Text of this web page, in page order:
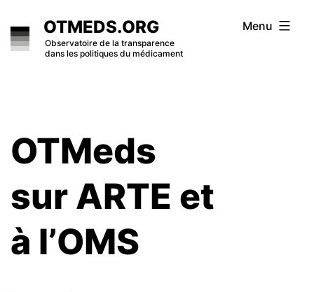
to
content
OTMEDS.ORG
Observatoire de la transparence
dans les politiques du médicament
Menu
OTMeds
sur ARTE et
à l’OMS